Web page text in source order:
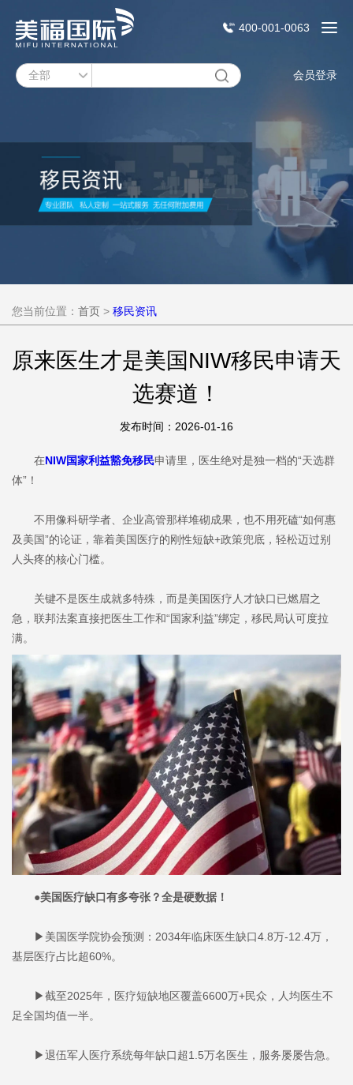
400-001-0063
会员登录
您当前位置： 首页 > 移民资讯
原来医生才是美国NIW移民申请天
选赛道！
发布时间：2026-01-16
在NIW国家利益豁免移民申请里，医生绝对是独一档的“天选群
体”！
不用像科研学者、企业高管那样堆砌成果，也不用死磕“如何惠
及美国”的论证，靠着美国医疗的刚性短缺+政策兜底，轻松迈过别
人头疼的核心门槛。
关键不是医生成就多特殊，而是美国医疗人才缺口已燃眉之
急，联邦法案直接把医生工作和“国家利益”绑定，移民局认可度拉
满。
●美国医疗缺口有多夸张？全是硬数据！
▶美国医学院协会预测：2034年临床医生缺口4.8万-12.4万，
基层医疗占比超60%。
▶截至2025年，医疗短缺地区覆盖6600万+民众，人均医生不
足全国均值一半。
▶退伍军人医疗系统每年缺口超1.5万名医生，服务屡屡告急。